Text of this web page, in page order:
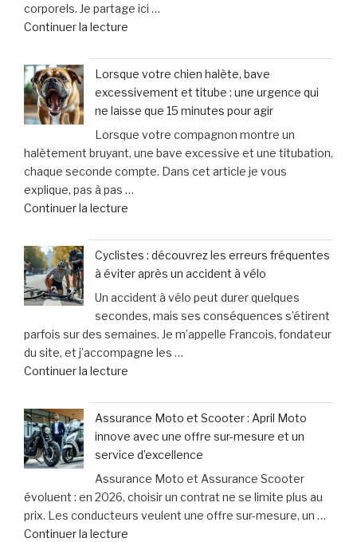
la
inquiétudes
médicales »
corporels. Je partage ici …
Continuer la lecture
Avocats
&
Associés
:
un
soutien
personnalisé
et
dommages
corporels »
Lorsque votre chien halète, bave
excessivement et titube : une urgence qui
ne laisse que 15 minutes pour agir
Lorsque votre compagnon montre un
halètement bruyant, une bave excessive et une titubation,
chaque seconde compte. Dans cet article je vous
explique, pas à pas …
Continuer la lecture
votre
chien
halète,
bave
excessivement
et
titube
que
15
minutes
Cyclistes : découvrez les erreurs fréquentes
à éviter après un accident à vélo
Un accident à vélo peut durer quelques
secondes, mais ses conséquences s’étirent
parfois sur des semaines. Je m’appelle Francois, fondateur
du site, et j’accompagne les …
Continuer la lecture
:
découvrez
les
erreurs
fréquentes
à
éviter
Assurance Moto et Scooter : April Moto
innove avec une offre sur-mesure et un
service d’excellence
Assurance Moto et Assurance Scooter
évoluent : en 2026, choisir un contrat ne se limite plus au
prix. Les conducteurs veulent une offre sur-mesure, un …
Continuer la lecture